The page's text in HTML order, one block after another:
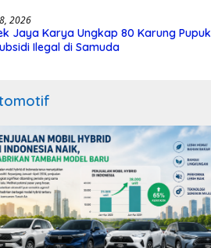
2026
Jaya Karya Ungkap 80 Karung Pupuk
Ilegal di Samuda